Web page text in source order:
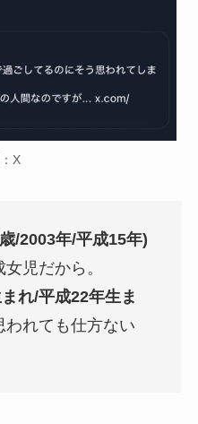
X
/2003年/平成15年)
児だから。
れ/平成22年生ま
われても仕方ない